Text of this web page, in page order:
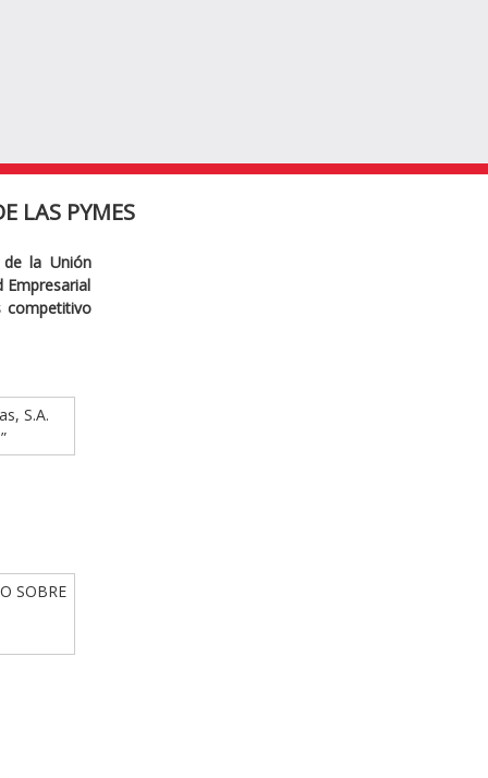
LAS PYMES
de la Unión
Empresarial
competitivo
S.A.
SOBRE